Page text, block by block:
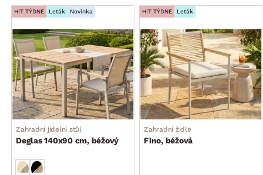
HIT TÝDNE Leták Novinka
Zahradní jídelní stůl
Deglas 140x90 cm, béžový
HIT TÝDNE Leták
Zahradní židle
Fino, béžová